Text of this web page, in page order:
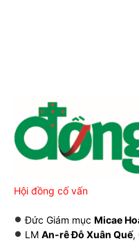
Hội đồng cố vấn
Đức Giám mục Micae
LM An-rê Đỗ Xuân Quế,